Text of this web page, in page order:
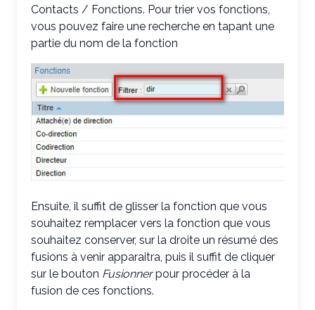
Contacts / Fonctions. Pour trier vos fonctions,
vous pouvez faire une recherche en tapant une
partie du nom de la fonction
Ensuite, il suffit de glisser la fonction que vous
souhaitez remplacer vers la fonction que vous
souhaitez conserver, sur la droite un résumé des
fusions à venir apparaitra, puis il suffit de cliquer
sur le bouton Fusionnerpour procéder à la
fusion de ces fonctions.